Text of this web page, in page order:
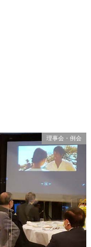
理事会・例会